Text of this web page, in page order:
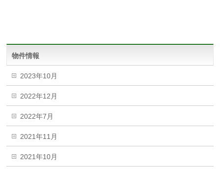
物件情報
2023年10月
2022年12月
2022年7月
2021年11月
2021年10月